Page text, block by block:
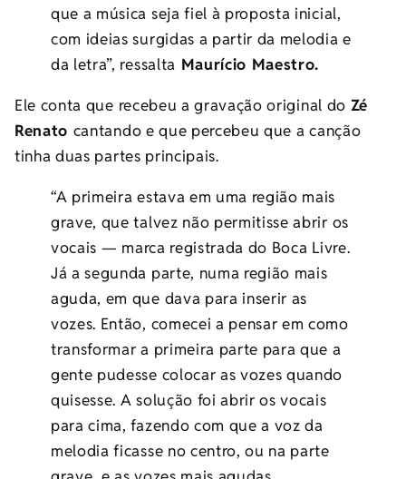
que a música seja fiel à proposta inicial,
com ideias surgidas a partir da melodia e
da letra”, ressalta Maurício Maestro.
Ele conta que recebeu a gravação original do Zé
Renato cantando e que percebeu que a canção
tinha duas partes principais.
“A primeira estava em uma região mais
grave, que talvez não permitisse abrir os
vocais — marca registrada do Boca Livre.
Já a segunda parte, numa região mais
aguda, em que dava para inserir as
vozes. Então, comecei a pensar em como
transformar a primeira parte para que a
gente pudesse colocar as vozes quando
quisesse. A solução foi abrir os vocais
para cima, fazendo com que a voz da
melodia ficasse no centro, ou na parte